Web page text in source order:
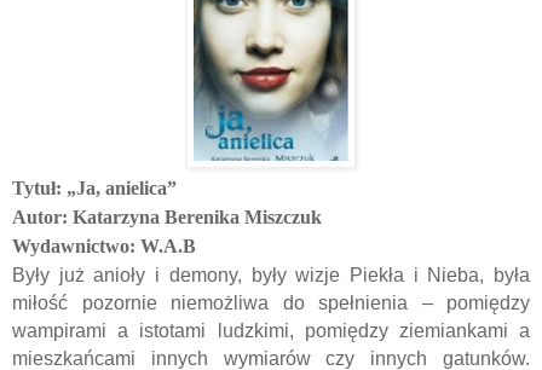
Tytuł: „Ja, anielica”
Autor: Katarzyna Berenika Miszczuk
Wydawnictwo: W.A.B
Były już anioły i demony, były wizje Piekła i Nieba, była
miłość pozornie niemożliwa do spełnienia – pomiędzy
wampirami a istotami ludzkimi, pomiędzy ziemiankami a
mieszkańcami innych wymiarów czy innych gatunków.